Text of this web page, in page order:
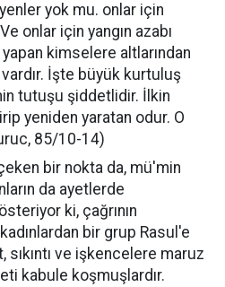
yok mu. onlar için
onlar için yangın azabı
kimselere altlarından
İşte büyük kurtuluş
tutuşu şiddetlidir. İlkin
yeniden yaratan odur. O
85/10-14)
bir nokta da, mü'min
da ayetlerde
ki, çağrının
bir grup Rasul'e
ve işkencelere maruz
kabule koşmuşlardır.